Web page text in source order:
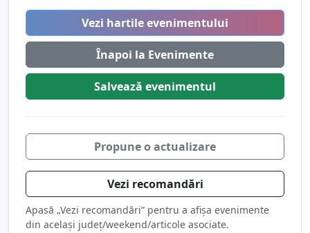
Vezi hartile evenimentului
Înapoi la Evenimente
Salvează evenimentul
Propune o actualizare
Vezi recomandări
Apasă „Vezi recomandări” pentru a afișa evenimente
din același județ/weekend/articole asociate.